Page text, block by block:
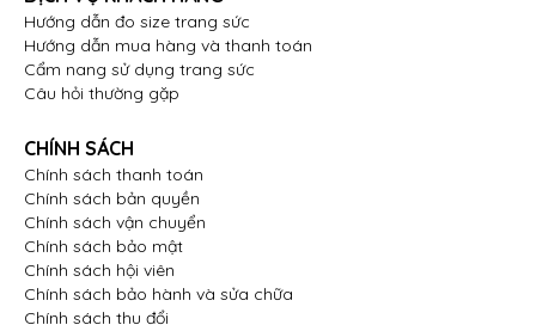
Chọn nhẫn cưới CX-0260 để sở hữu một món trang
sức tinh xảo hơn, đẳng cấp hơn, thể hiện tình yêu viên
mãn, gắn kết trọn đời. Hãy để Vĩnh Cara cùng bạn
Tham khảo ngay:Top 5 mẫu thiết kế nhẫn cặp kim
cươngcao cấp, thời thượng nhất
Hướng dẫn đo size trang sức
Hướng dẫn mua hàng và thanh toán
Cẩm nang sử dụng trang sức
Câu hỏi thường gặp
CHÍNH SÁCH
Chính sách thanh toán
Chính sách bản quyền
Chính sách vận chuyển
Chính sách bảo mật
Chính sách hội viên
Chính sách bảo hành và sửa chữa
Chính sách thu đổi